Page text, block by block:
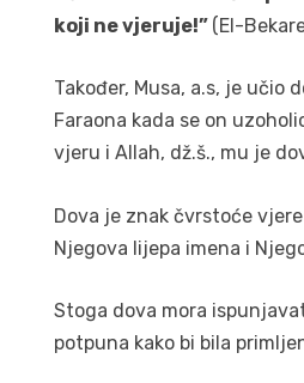
koji ne vjeruje!” (El-
Također, Musa, a.s, je učio
Faraona kada se on
vjeru i Allah, dž.š., mu je
Dova je znak čvrstoće
Njegova lijepa imena i
Stoga dova mora
potpuna kako bi bila